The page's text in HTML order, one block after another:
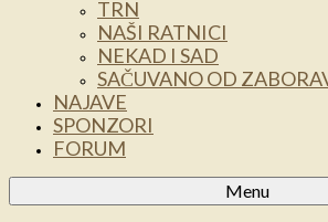
TRN
NAŠI RATNICI
NEKAD I SAD
SAČUVANO OD
NAJAVE
SPONZORI
FORUM
Menu